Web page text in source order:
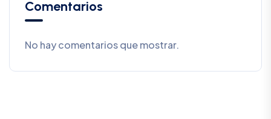
Comentarios
No hay comentarios que mostrar.